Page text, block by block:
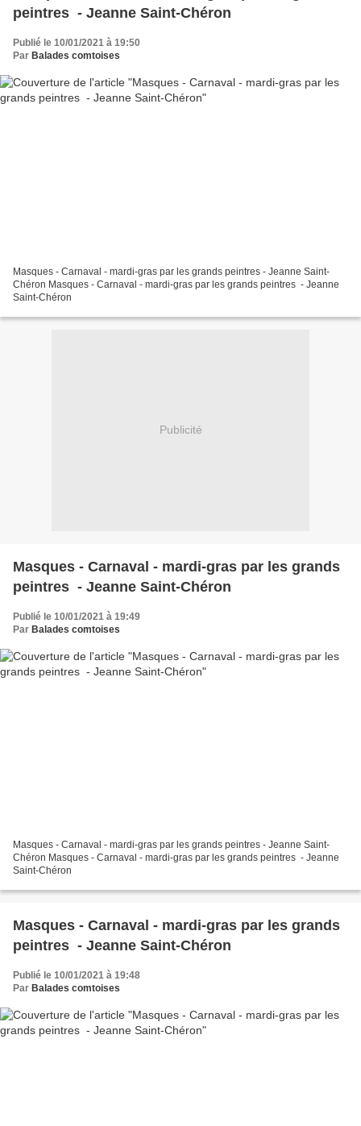
peintres - Jeanne Saint-Chéron
Publié le 10/01/2021 à 19:50
Par Balades comtoises
Masques - Carnaval - mardi-gras par les grands peintres - Jeanne Saint-
Chéron Masques - Carnaval - mardi-gras par les grands peintres - Jeanne
Saint-Chéron
Publicité
Masques - Carnaval - mardi-gras par les grands
peintres - Jeanne Saint-Chéron
Publié le 10/01/2021 à 19:49
Par Balades comtoises
Masques - Carnaval - mardi-gras par les grands peintres - Jeanne Saint-
Chéron Masques - Carnaval - mardi-gras par les grands peintres - Jeanne
Saint-Chéron
Masques - Carnaval - mardi-gras par les grands
peintres - Jeanne Saint-Chéron
Publié le 10/01/2021 à 19:48
Par Balades comtoises